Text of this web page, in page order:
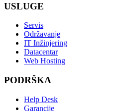
USLUGE
Servis
Održavanje
IT Inžinjering
Datacentar
Web Hosting
PODRŠKA
Help Desk
Garancije